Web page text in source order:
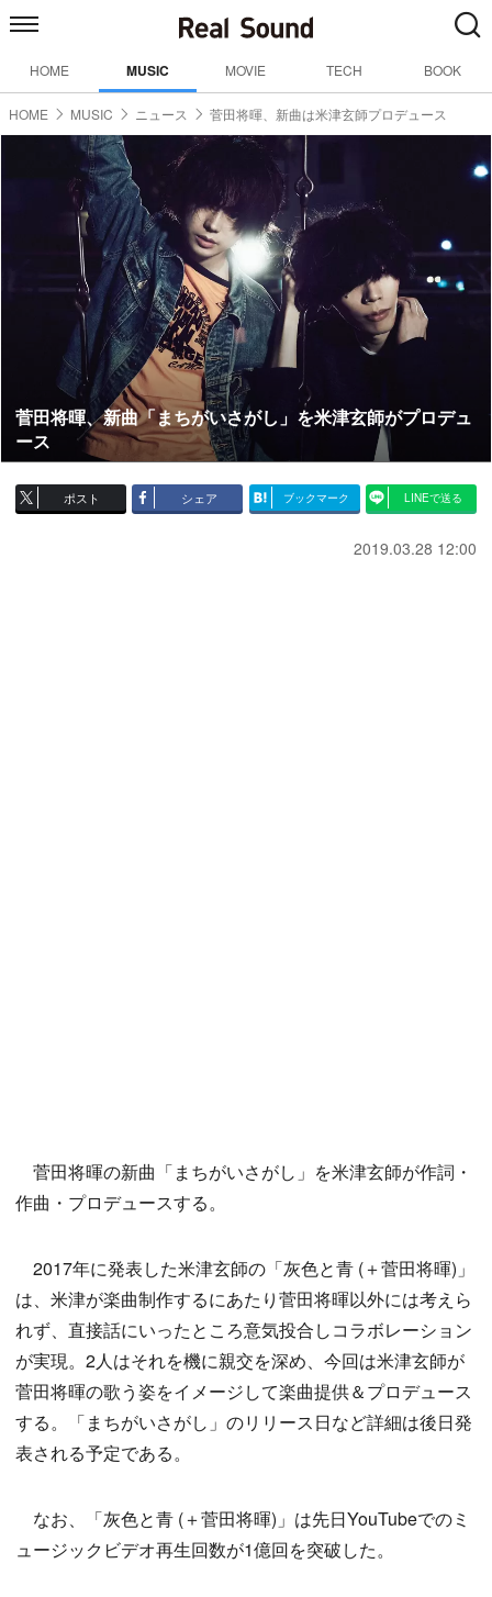
HOME MUSIC MOVIE TECH BOOK
HOME MUSIC ニュース 菅田将暉、新曲は米津玄師プロデュース
菅田将暉、新曲「まちがいさがし」を米津玄師がプロデュ
ース
ポスト シェア ブックマーク LINEで送る
2019.03.28 12:00
菅田将暉の新曲「まちがいさがし」を米津玄師が作詞・
作曲・プロデュースする。
2017年に発表した米津玄師の「灰色と青 (＋菅田将暉)」
は、米津が楽曲制作するにあたり菅田将暉以外には考えら
れず、直接話にいったところ意気投合しコラボレーション
が実現。2人はそれを機に親交を深め、今回は米津玄師が
菅田将暉の歌う姿をイメージして楽曲提供＆プロデュース
する。「まちがいさがし」のリリース日など詳細は後日発
表される予定である。
なお、「灰色と青 (＋菅田将暉)」は先日YouTubeでのミ
ュージックビデオ再生回数が1億回を突破した。